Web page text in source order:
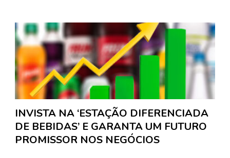
INVISTA NA ‘ESTAÇÃO DIFERENCIADA
DE BEBIDAS’ E GARANTA UM FUTURO
PROMISSOR NOS NEGÓCIOS